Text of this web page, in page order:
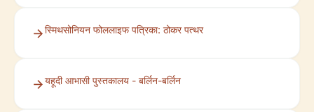
स्मिथसोनियन फोललाइफ पत्रिका: ठोकर पत्थर
यहूदी आभासी पुस्तकालय - बर्लिन-बर्लिन